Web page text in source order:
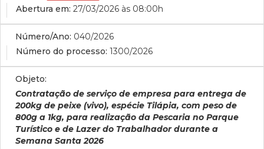
Abertura em: 27/03/2026 às 08:00h
Número/Ano: 040/2026
Número do processo: 1300/2026
Objeto:
Contratação de serviço de empresa para entrega de
200kg de peixe (vivo), espécie Tilápia, com peso de
800g a 1kg, para realização da Pescaria no Parque
Turístico e de Lazer do Trabalhador durante a
Semana Santa 2026